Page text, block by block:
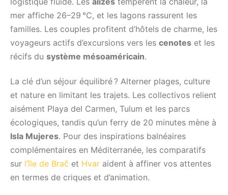
mer affiche 26–29 °C, et les lagons rassurent les
familles. Les couples profitent d’hôtels de charme, les
voyageurs actifs d’excursions vers les cenotes et les
récifs du système mésoaméricain.
La clé d’un séjour équilibré ? Alterner plages, culture
et nature en limitant les trajets. Les collectivos relient
aisément Playa del Carmen, Tulum et les parcs
écologiques, tandis qu’un ferry de 20 minutes mène à
Isla Mujeres. Pour des inspirations balnéaires
complémentaires en Méditerranée, les comparatifs
sur l’île de Brač et Hvar aident à affiner vos attentes
en termes de criques et d’animation.